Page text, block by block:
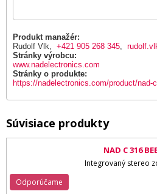
Produkt manažér:
Rudolf Vlk, +421 905 268 345,
Stránky výrobcu:
www.nadelectronics.com
Stránky o produkte:
https://nadelectronics.com/product/nad-
Súvisiace produkty
NAD C 316
Integrovaný stereo
Odporúčame